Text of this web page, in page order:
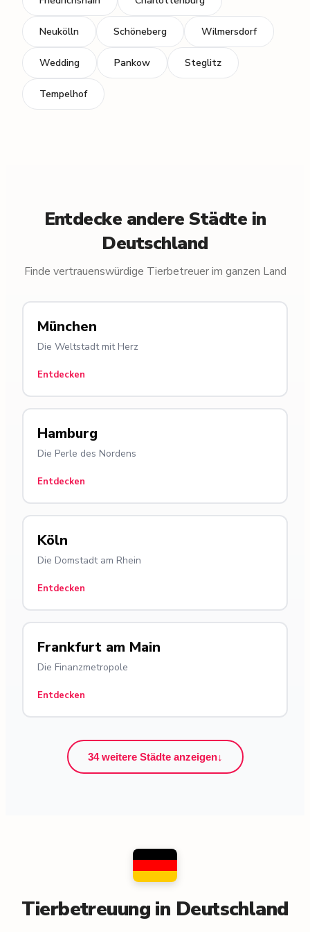
Neukölln Schöneberg Wilmersdorf
Wedding Pankow Steglitz
Tempelhof
Entdecke andere Städte in
Deutschland
Finde vertrauenswürdige Tierbetreuer im ganzen Land
München
Die Weltstadt mit Herz
Entdecken
Hamburg
Die Perle des Nordens
Entdecken
Köln
Die Domstadt am Rhein
Entdecken
Frankfurt am Main
Die Finanzmetropole
Entdecken
34 weitere Städte anzeigen↓
Tierbetreuung in Deutschland